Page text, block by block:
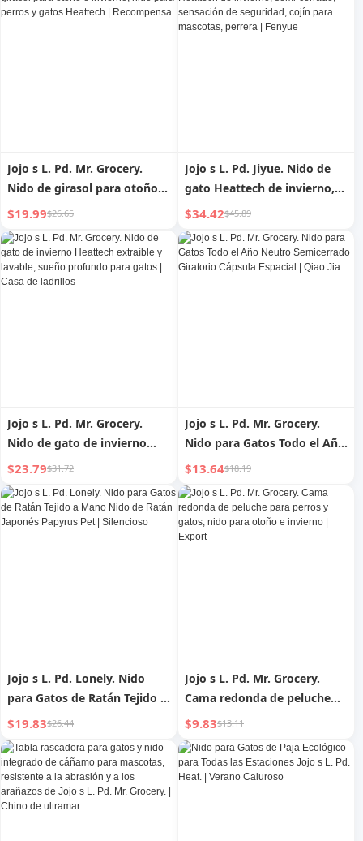
abrasión | Dray
Jojo s L. Pd. Mr. Grocery.
Nido de girasol para otoño e
invierno, nido para perros y
gatos Heattech |
Recompensa
$19.99$26.65
Jojo s L. Pd. Jiyue. Nido de
gato Heattech de invierno,
semi-cerrado, sensación de
seguridad, cojín para
mascotas, perrera | Fenyue
$34.42$45.89
Jojo s L. Pd. Mr. Grocery.
Nido de gato de invierno
Heattech extraíble y lavable,
sueño profundo para gatos |
Casa de ladrillos
$23.79$31.72
Jojo s L. Pd. Mr. Grocery.
Nido para Gatos Todo el Año
Neutro Semicerrado
Giratorio Cápsula Espacial |
Qiao Jia
$13.64$18.19
Jojo s L. Pd. Lonely. Nido
para Gatos de Ratán Tejido a
Mano Nido de Ratán Japonés
Papyrus Pet | Silencioso
$19.83$26.44
Jojo s L. Pd. Mr. Grocery.
Cama redonda de peluche
para perros y gatos, nido
para otoño e invierno |
Export
$9.83$13.11